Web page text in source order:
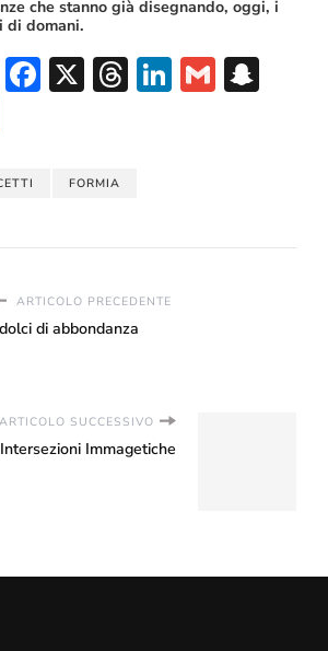
che stanno già disegnando, oggi, i
di domani.
WhatsApp
Facebook
X Threads
LinkedIn
Gmail
FORMIA
ARTICOLO PRECEDENTE
di abbondanza
ARTICOLO SUCCESSIVO
Immagetiche